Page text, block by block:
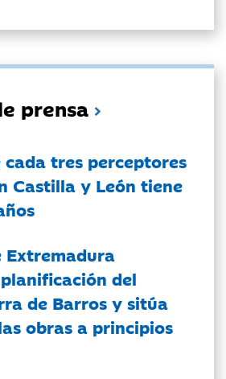
prensa
cada tres perceptores
Castilla y León tiene
Extremadura
del
de Barros y sitúa
obras a principios